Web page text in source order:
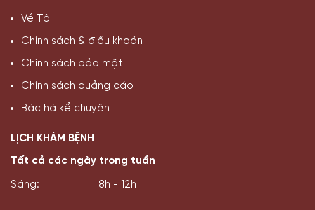
Về Tôi
Chính sách & điều khoản
Chính sách bảo mật
Chính sách quảng cáo
Bác hà kể chuyện
LỊCH KHÁM BỆNH
Tất cả các ngày trong tuần
Sáng: 8h - 12h